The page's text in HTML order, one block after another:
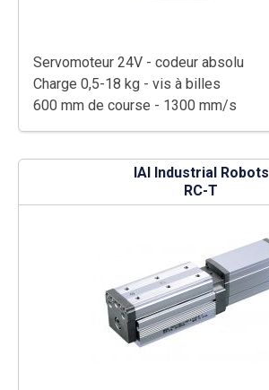
Servomoteur 24V - codeur absolu
Charge 0,5-18 kg - vis à billes
600 mm de course - 1300 mm/s
IAI Industrial Robots
RC-T